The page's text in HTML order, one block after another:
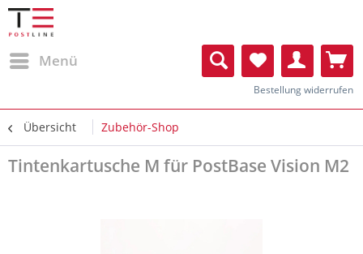
Menü
Bestellung widerrufen
Übersicht Zubehör-Shop
Tintenkartusche M für PostBase Vision M2